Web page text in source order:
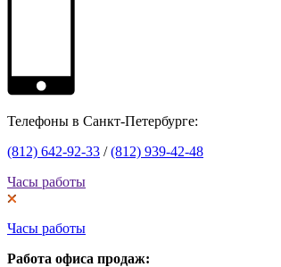
Телефоны в Санкт-Петербурге:
(812) 642-92-33 /(812) 939-42-48
Часы работы
Часы работы
Работа офиса продаж: